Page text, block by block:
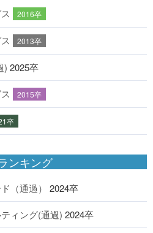
2016卒
2013卒
) 2025卒
2015卒
卒
ンキング
（通過） 2024卒
ィング(通過) 2024卒